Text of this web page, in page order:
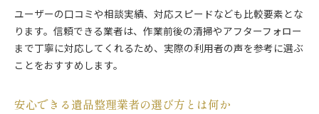
ユーザーの口コミや相談実績、対応スピードなども比較要素とな
ります。信頼できる業者は、作業前後の清掃やアフターフォロー
まで丁寧に対応してくれるため、実際の利用者の声を参考に選ぶ
ことをおすすめします。
安心できる遺品整理業者の選び方とは何か